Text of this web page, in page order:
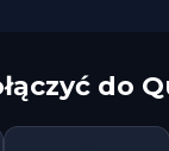
do